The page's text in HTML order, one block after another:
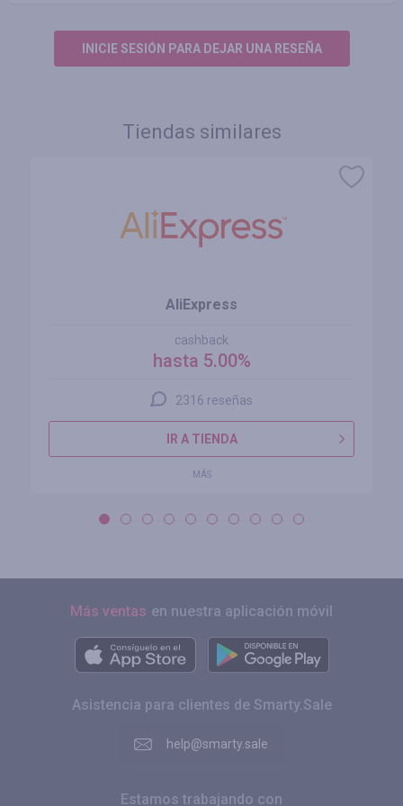
INICIE SESIÓN PARA DEJAR UNA RESEÑA
Tiendas similares
AliExpress
cashback
hasta 5.00%
2316 reseñas
IR A TIENDA
MÁS
Más ventas en nuestra aplicación móvil
Asistencia para clientes de Smarty.Sale
help@smarty.sale
Estamos trabajando con